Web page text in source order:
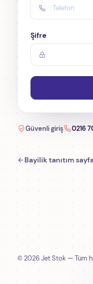
Şifre
Güvenli giriş 0216
Bayilik tanıtım
© 2026 Jet Stok — Tüm